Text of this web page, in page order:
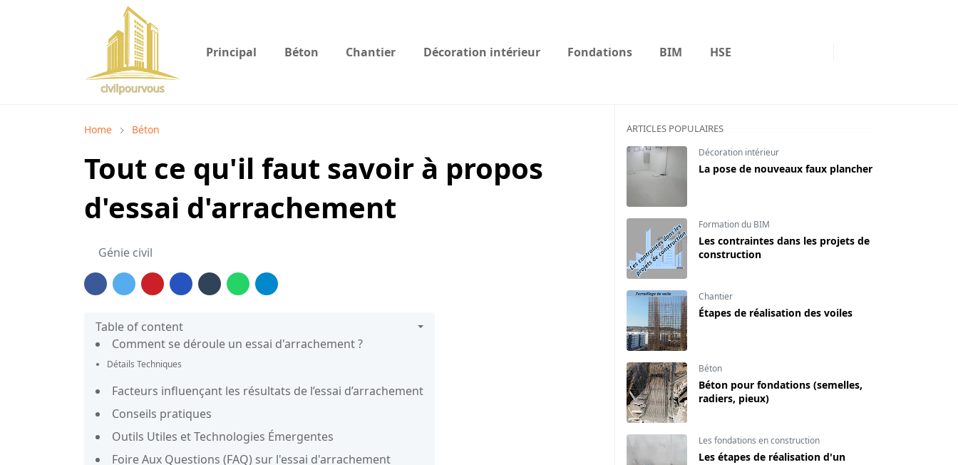
Principal Béton Chantier Décoration intérieur Fondations BIM HSE
Home Béton
Tout ce qu'il faut savoir à propos
d'essai d'arrachement
Génie civil
Table of content
Comment se déroule un essai d'arrachement ?
Détails Techniques
Facteurs influençant les résultats de l’essai d’arrachement
Conseils pratiques
Outils Utiles et Technologies Émergentes
Foire Aux Questions (FAQ) sur l'essai d'arrachement
ARTICLES POPULAIRES
Décoration intérieur
La pose de nouveaux faux plancher
Formation du BIM
Les contraintes dans les projets de
construction
Chantier
Étapes de réalisation des voiles
Béton
Béton pour fondations (semelles,
radiers, pieux)
Les fondations en construction
Les étapes de réalisation d'un